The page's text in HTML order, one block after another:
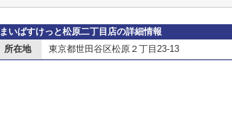
まいばすけっと松原二丁目店の詳細情報
所在地
東京都世田谷区松原２丁目23-13